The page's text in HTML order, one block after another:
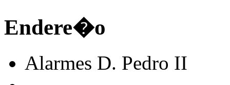
Endere�o
Alarmes D. Pedro II